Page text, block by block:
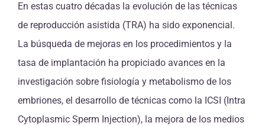
En estas cuatro décadas la evolución de las técnicas
de reproducción asistida (TRA) ha sido exponencial.
La búsqueda de mejoras en los procedimientos y la
tasa de implantación ha propiciado avances en la
investigación sobre fisiología y metabolismo de los
embriones, el desarrollo de técnicas como la ICSI (Intra
Cytoplasmic Sperm Injection), la mejora de los medios